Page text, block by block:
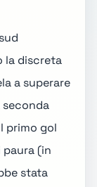
la discreta
a superare
seconda
primo gol
(in
stata